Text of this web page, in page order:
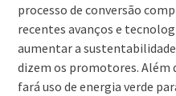
processo de conversão
recentes avanços e
aumentar a
dizem os promotores. Além
fará uso de energia verde